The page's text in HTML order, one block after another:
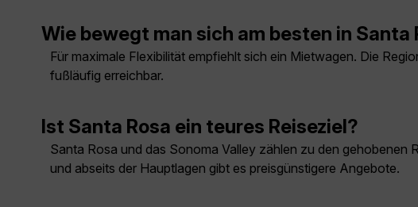
Wie bewegt man sich am besten in Santa
Für maximale Flexibilität empfiehlt sich ein Mietwagen. Die
fußläufig erreichbar.
Ist Santa Rosa ein teures Reiseziel?
Santa Rosa und das Sonoma Valley zählen zu den
und abseits der Hauptlagen gibt es preisgünstigere Angebote.